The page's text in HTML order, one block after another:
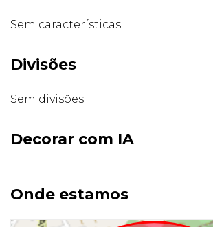
Sem características
Divisões
Sem divisões
Decorar com IA
Onde estamos